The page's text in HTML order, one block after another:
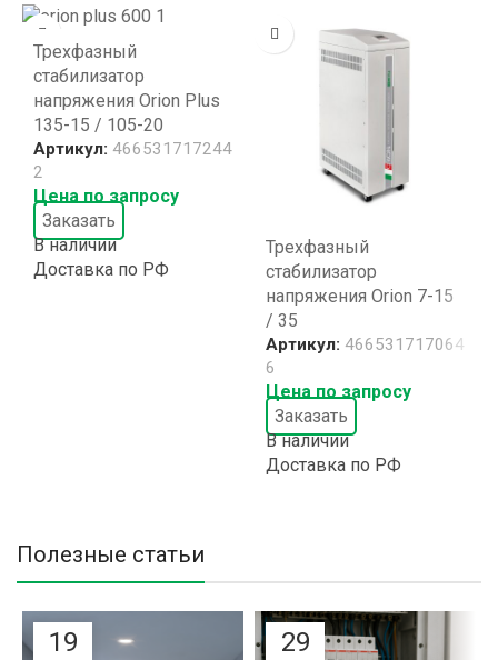
Трехфазный
стабилизатор
напряжения Orion Plus
135-15 / 105-20
Артикул: 466531717244
2
Цена по запросу
Заказать
В наличии
Доставка по РФ
Трехфазный
стабилизатор
напряжения Orion 7-15
/ 35
Артикул: 466531717064
6
Цена по запросу
Заказать
В наличии
Доставка по РФ
Полезные статьи
19 29